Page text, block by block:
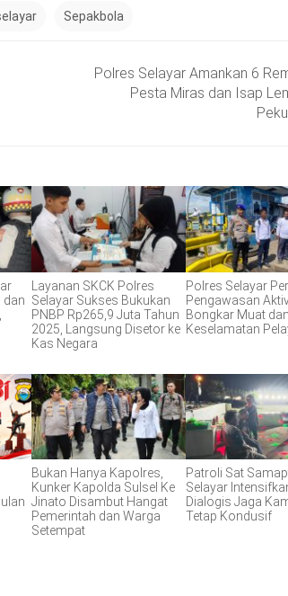
Sepakbola
Polres Selayar Amankan 6
Pesta Miras dan Isap
dan
Layanan SKCK Polres
Selayar Sukses Bukukan
PNBP Rp265,9 Juta Tahun
2025, Langsung Disetor ke
Kas Negara
Polres Selayar
Pengawasan
Bongkar Muat dan
Keselamatan
Bukan Hanya Kapolres,
Kunker Kapolda Sulsel Ke
Jinato Disambut Hangat
Pemerintah dan Warga
Setempat
Patroli Sat
Selayar
Dialogis Jaga
Tetap Kondusif